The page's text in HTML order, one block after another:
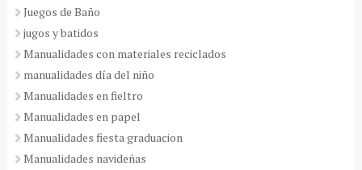
Juegos de Baño
jugos y batidos
Manualidades con materiales reciclados
manualidades día del niño
Manualidades en fieltro
Manualidades en papel
Manualidades fiesta graduacion
Manualidades navideñas